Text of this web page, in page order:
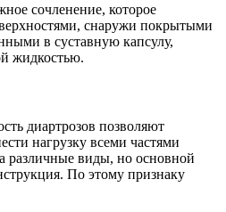
сочленение, которое
снаружи покрытыми
в суставную капсулу,
жидкостью.
диартрозов позволяют
нагрузку всеми частями
различные виды, но основной
По этому признаку